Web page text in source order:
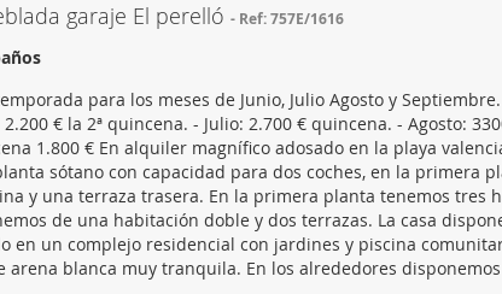
e
i
m
i
e
n
t
o
garaje El perelló Ref: 757E/1616
para los meses de Junio, Julio Agosto y
€ la 2ª quincena. - Julio: 2.700 € quincena. - Agosto:
1.800 € En alquiler magnífico adosado en la playa
sótano con capacidad para dos coches, en la primera
y una terraza trasera. En la primera planta tenemos tres
de una habitación doble y dos terrazas. La casa
en un complejo residencial con jardines y piscina
arena blanca muy tranquila. En los alrededores